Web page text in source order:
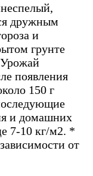
дружным
и
грунте
Урожай
появления
150 г
и домашних
7-10 кг/м2. *
от